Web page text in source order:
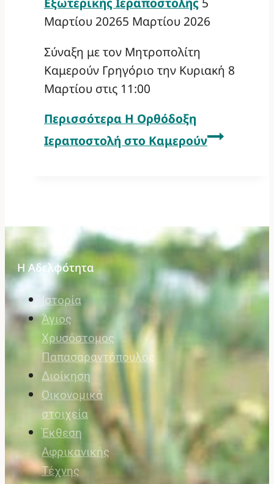
Μαρτίου 20265 Μαρτίου 2026
Σύναξη με τον Μητροπολίτη
Καμερούν Γρηγόριο την Κυριακή 8
Μαρτίου στις 11:00
Περισσότερα Η Ορθόδοξη
Ιεραποστολή στο Καμερούν
Η Αδελφότητα
Ιστορία
Άγιος
Χρυσόστομος
Παπασαραντόπουλος
Διοίκηση
Οικονομικά
στοιχεία
Έκθεση
Αφρικανικής
Τέχνης